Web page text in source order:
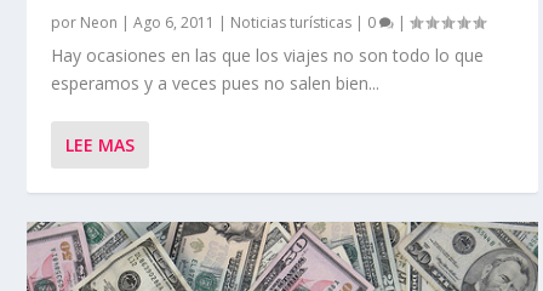
por Neon |Ago 6, 2011 | Noticias turísticas | 0 |
Hay ocasiones en las que los viajes no son todo lo que
esperamos y a veces pues no salen bien...
LEE MAS